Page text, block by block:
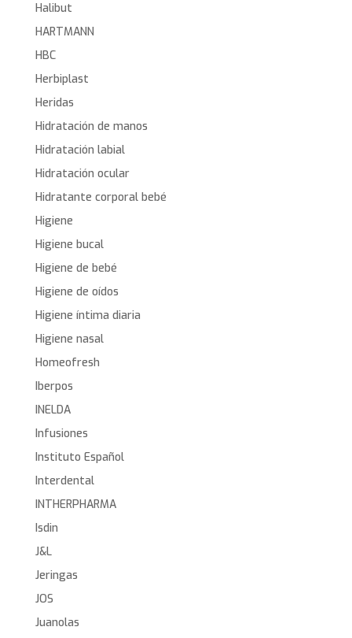
Halibut
HARTMANN
HBC
Herbiplast
Heridas
Hidratación de manos
Hidratación labial
Hidratación ocular
Hidratante corporal bebé
Higiene
Higiene bucal
Higiene de bebé
Higiene de oídos
Higiene íntima diaria
Higiene nasal
Homeofresh
Iberpos
INELDA
Infusiones
Instituto Español
Interdental
INTHERPHARMA
Isdin
J&L
Jeringas
JOS
Juanolas